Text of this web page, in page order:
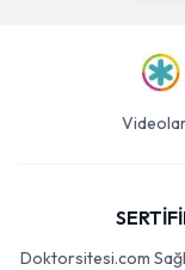
Doktorsitesi.com